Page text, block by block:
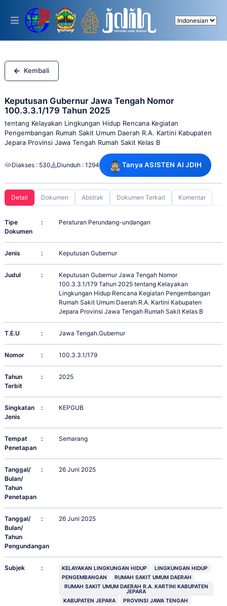
This
includes
accessibility
system.
Kembali
Keputusan Gubernur Jawa Tengah Nomor
100.3.3.1/179 Tahun 2025
tentang Kelayakan Lingkungan Hidup Rencana Kegiatan
Pengembangan Rumah Sakit Umum Daerah R.A. Kartini Kabupaten
Jepara Provinsi Jawa Tengah Rumah Sakit Kelas B
Diakses : 530 Diunduh : 1294 Tanya ASISTEN AI JDIH
Detail Dokumen Abstrak Dokumen Terkait Komentar
Tipe
Dokumen
: Peraturan Perundang-undangan
Jenis : Keputusan Gubernur
Judul :
Keputusan Gubernur Jawa Tengah Nomor
100.3.3.1/179 Tahun 2025 tentang Kelayakan
Lingkungan Hidup Rencana Kegiatan Pengembangan
Rumah Sakit Umum Daerah R.A. Kartini Kabupaten
Jepara Provinsi Jawa Tengah Rumah Sakit Kelas B
T.E.U : Jawa Tengah.Gubernur
Nomor : 100.3.3.1/179
Tahun
Terbit
: 2025
Singkatan
Jenis
: KEPGUB
Tempat
Penetapan
: Semarang
Tanggal/
Bulan/
Tahun
Penetapan
: 26 Juni 2025
Tanggal/
Bulan/
Tahun
Pengundangan
: 26 Juni 2025
Subjek : KELAYAKAN LINGKUNGAN HIDUP
LINGKUNGAN HIDUP
PENGEMBANGAN
RUMAH SAKIT UMUM DAERAH
RUMAH SAKIT UMUM DAERAH R.A. KARTINI KABUPATEN
JEPARA
KABUPATEN JEPARA
PROVINSI JAWA TENGAH